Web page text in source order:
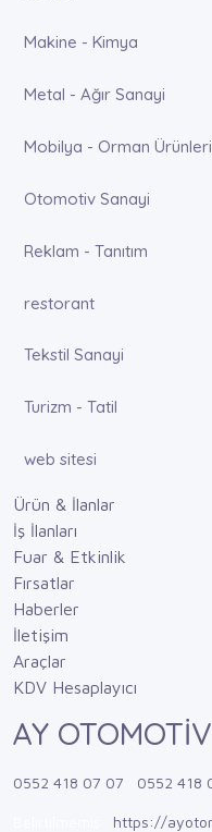
Makine - Kimya
Metal - Ağır Sanayi
Mobilya - Orman Ürünleri
Otomotiv Sanayi
Reklam - Tanıtım
restorant
Tekstil Sanayi
Turizm - Tatil
web sitesi
Ürün & İlanlar
İş İlanları
Fuar & Etkinlik
Fırsatlar
Haberler
İletişim
Araçlar
KDV Hesaplayıcı
AY
0552 418 07 07 0552 418
https://